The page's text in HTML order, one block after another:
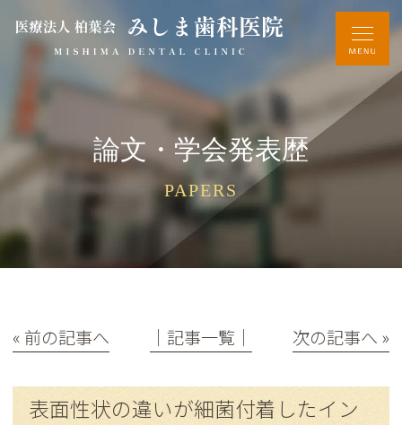
論文・学会発表歴
PAPERS
« 前の記事へ │記事一覧│ 次の記事へ »
表面性状の違いが細菌付着したイン